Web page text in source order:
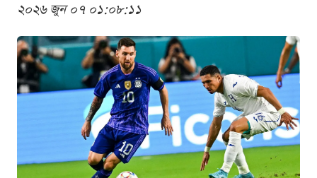
২০২৬ জুন ০৭ ০১:০৮:১১